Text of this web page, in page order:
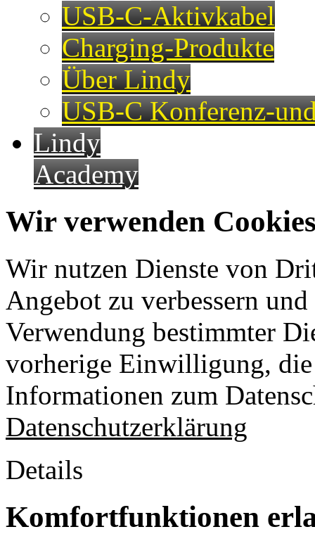
USB-C-Aktivkabel
Charging-Produkte
Über Lindy
USB-C Konferenz-
Lindy
Academy
Wir verwenden
Wir nutzen Dienste von
Angebot zu verbessern
Verwendung bestimmter
vorherige Einwilligung,
Informationen zum
Datenschutzerklärung
Details
Komfortfunktionen